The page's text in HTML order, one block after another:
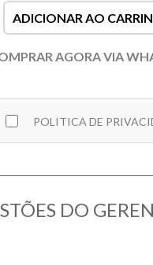
ADICIONAR AO
AGORA VIA
POLITICA DE
DO